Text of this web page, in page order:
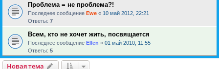
Проблема = не проблема?!
Последнее сообщение Ewe « 10 май 2012, 22:21
Ответы: 7
Всем, кто не хочет жить, посвящается
Последнее сообщение Ellen « 01 май 2010, 11:55
Ответы: 5
Новая тема